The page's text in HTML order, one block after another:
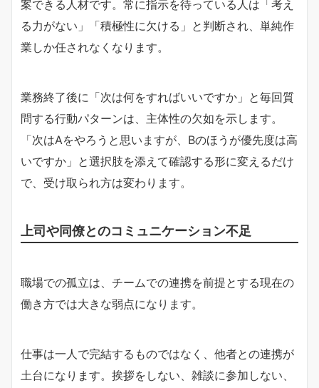
案できる人材です。常に指示を待っている人は「考え
る力がない」「積極性に欠ける」と判断され、単純作
業しか任されなくなります。
業務終了後に「次は何をすればいいですか」と毎回質
問する行動パターンは、主体性の欠如を示します。
「次はAをやろうと思いますが、Bのほうが優先度は高
いですか」と選択肢を添えて確認する形に変えるだけ
で、受け取られ方は変わります。
上司や同僚とのコミュニケーション不足
職場での孤立は、チームでの連携を前提とする現在の
働き方では大きな弱点になります。
仕事は一人で完結するものではなく、他者との連携が
土台になります。挨拶をしない、雑談に参加しない、